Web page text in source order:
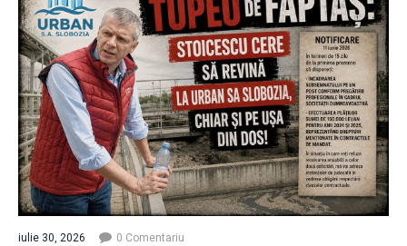
iulie 30, 2026 0 Comentariu